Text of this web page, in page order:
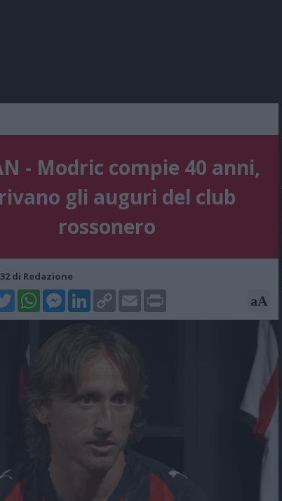
- Modric compie 40 anni,
gli auguri del club
rossonero
di Redazione
WhatsAppMessenger
LinkedIn
Copy
Link
Email Print aA